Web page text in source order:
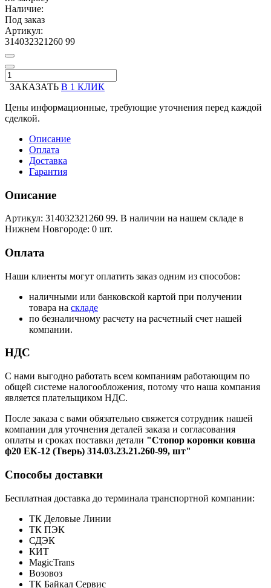
Наличие:
Под заказ
Артикул:
314032321260 99
ЗАКАЗАТЬ В 1 КЛИК
Цены информационные, требующие уточнения перед каждой
сделкой.
Описание
Оплата
Доставка
Гарантия
Описание
Артикул: 314032321260 99. В наличии на нашем складе в
Нижнем Новгороде: 0 шт.
Оплата
Наши клиенты могут оплатить заказ одним из способов:
наличными или банковской картой при получении
товара на складе
по безналичному расчету на расчетный счет нашей
компании.
НДС
С нами выгодно работать всем компаниям работающим по
общей системе налогообложения, потому что наша компания
является плательщиком НДС.
После заказа с вами обязательно свяжется сотрудник нашей
компании для уточнения деталей заказа и согласования
оплаты и сроках поставки детали "Стопор коронки ковша
ф20 ЕК-12 (Тверь) 314.03.23.21.260-99, шт"
Способы доставки
Бесплатная доставка до терминала транспортной компании:
ТК Деловые Линии
ТК ПЭК
СДЭК
КИТ
MagicTrans
Возовоз
ТК Байкал Сервис